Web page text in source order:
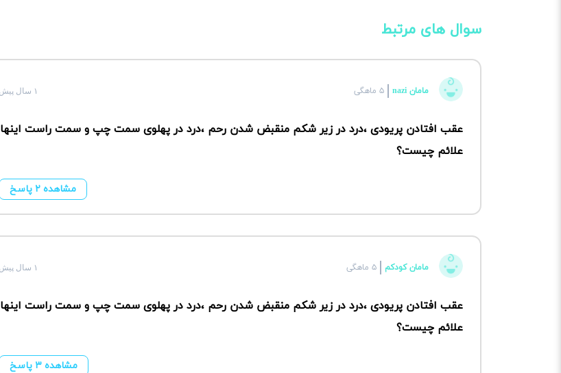
سوال های مرتبط
مامان nazi ۵ ماهگی ۱ سال پیش
عقب افتادن پریودی ،درد در زیر شکم منقبض شدن رحم ،درد در پهلوی سمت چپ و سمت راست اینها
علائم چیست؟
مشاهده ۲ پاسخ
مامان کودکم ۵ ماهگی ۱ سال پیش
عقب افتادن پریودی ،درد در زیر شکم منقبض شدن رحم ،درد در پهلوی سمت چپ و سمت راست اینها
علائم چیست؟
مشاهده ۳ پاسخ